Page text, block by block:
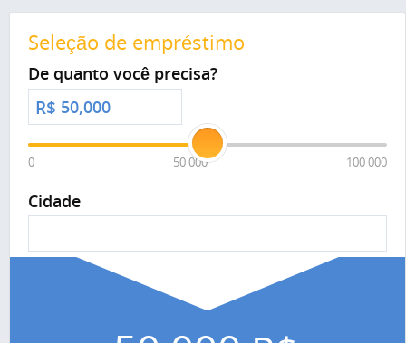
Seleção de empréstimo
De quanto você precisa?
R$
0 50 000 100 000
Cidade